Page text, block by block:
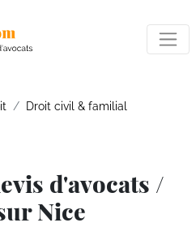
Droit civil & familial
d'avocats /
Nice